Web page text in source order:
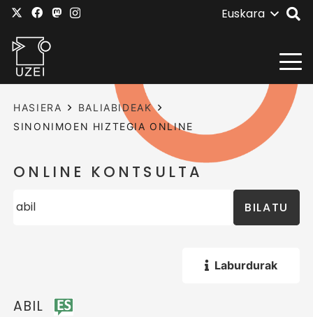
Euskara
HASIERA
BALIABIDEAK
SINONIMOEN HIZTEGIA ONLINE
ONLINE KONTSULTA
BILATU
Laburdurak
ABIL